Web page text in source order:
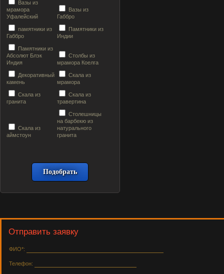
Вазы из
мрамора
Уфалейский
Вазы из
Габбро
памятники из
Габбро
Памятники из
Индии
Памятники из
Абсолют Блэк
Индия
Столбы из
мрамора Коелга
Декоративный
камень
Скала из
мрамора
Скала из
гранита
Скала из
травертина
Скала из
аймстоун
Столешницы
на барбекю из
натурального
гранита
Отправить заявку
ФИО*:
Телефон: